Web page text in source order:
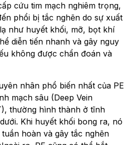
cứu tim mạch nghiêm trọng,
phổi bị tắc nghẽn do sự xuất
như huyết khối, mỡ, bọt khí
diễn tiến nhanh và gây nguy
không được chẩn đoán và
nhân phổ biến nhất của PE
mạch sâu (Deep Vein
thường hình thành ở tĩnh
Khi huyết khối bong ra, nó
hoàn và gây tắc nghẽn